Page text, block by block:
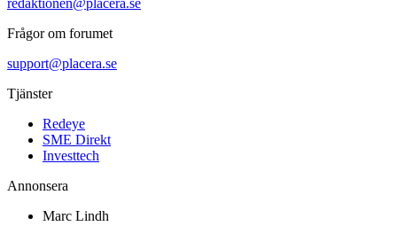
redaktionen@placera.se
Frågor om forumet
support@placera.se
Tjänster
Redeye
SME Direkt
Investtech
Annonsera
Marc Lindh